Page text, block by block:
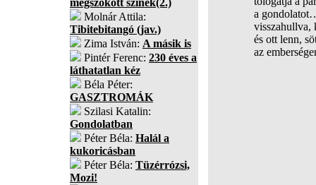
megszokott színek(2.)
Molnár Attila:
Tibitebitangó (jav.)
Zima István: A másik is
Pintér Ferenc: 230 éves a
láthatatlan kéz
Béla Péter:
GASZTROMÁK
Szilasi Katalin:
Gondolatban
Péter Béla: Halál a
kukoricásban
Péter Béla: Tüzérrózsi,
Mozi!
a
visszahullva,
és ott lenn,
az